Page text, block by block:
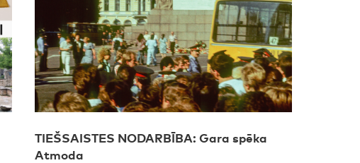
TIEŠSAISTES NODARBĪBA: Gara spēka
Atmoda